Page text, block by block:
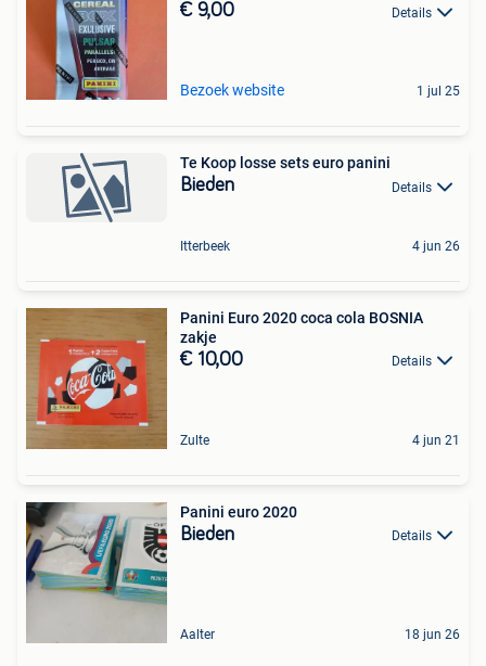
€ 9,00 Details
Bezoek website 1 jul 25
Te Koop losse sets euro panini
Bieden Details
Itterbeek 4 jun 26
Panini Euro 2020 coca cola BOSNIA
zakje
€ 10,00 Details
Zulte 4 jun 21
Panini euro 2020
Bieden Details
Aalter 18 jun 26